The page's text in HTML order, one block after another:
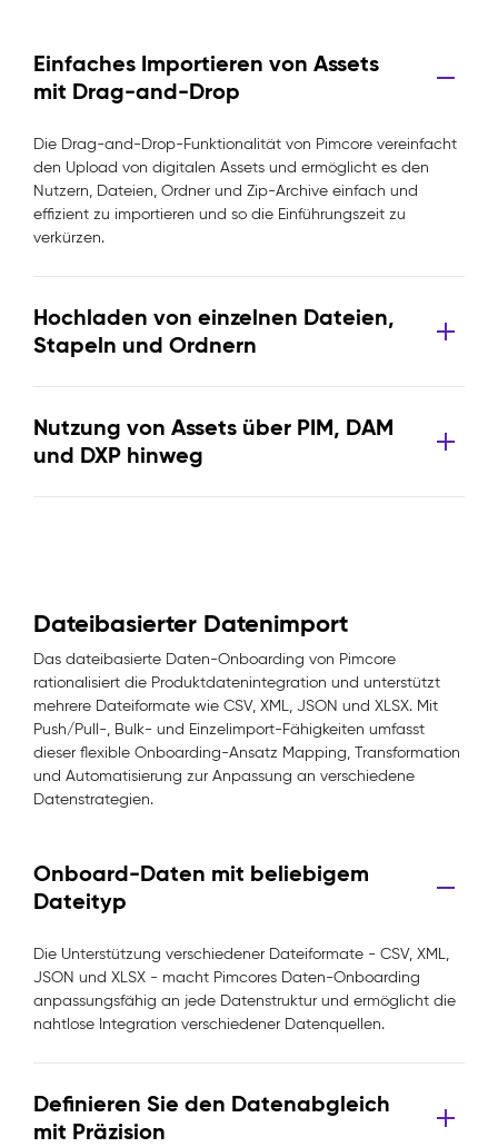
Einfaches Importieren von Assets
mit Drag-and-Drop
Die Drag-and-Drop-Funktionalität von Pimcore vereinfacht
den Upload von digitalen Assets und ermöglicht es den
Nutzern, Dateien, Ordner und Zip-Archive einfach und
effizient zu importieren und so die Einführungszeit zu
verkürzen.
Hochladen von einzelnen Dateien,
Stapeln und Ordnern
Nutzung von Assets über PIM, DAM
und DXP hinweg
Dateibasierter Datenimport
Das dateibasierte Daten-Onboarding von Pimcore
rationalisiert die Produktdatenintegration und unterstützt
mehrere Dateiformate wie CSV, XML, JSON und XLSX. Mit
Push/Pull-, Bulk- und Einzelimport-Fähigkeiten umfasst
dieser flexible Onboarding-Ansatz Mapping, Transformation
und Automatisierung zur Anpassung an verschiedene
Datenstrategien.
Onboard-Daten mit beliebigem
Dateityp
Die Unterstützung verschiedener Dateiformate - CSV, XML,
JSON und XLSX - macht Pimcores Daten-Onboarding
anpassungsfähig an jede Datenstruktur und ermöglicht die
nahtlose Integration verschiedener Datenquellen.
Definieren Sie den Datenabgleich
mit Präzision